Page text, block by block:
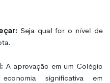
Seja qual for o nível de
A aprovação em um Colégio
significativa em